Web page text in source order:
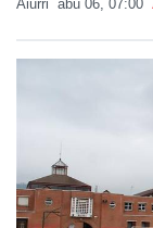
Aiurri abu 06, 07:00